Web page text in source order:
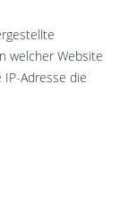
welcher Website
Adresse die